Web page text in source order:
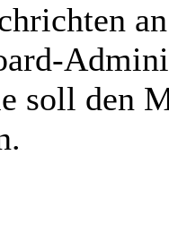
soll den